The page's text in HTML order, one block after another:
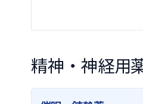
精神・神経用